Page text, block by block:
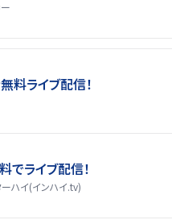
料ライブ配信！
ライブ配信！
ーハイ(インハイ.tv)